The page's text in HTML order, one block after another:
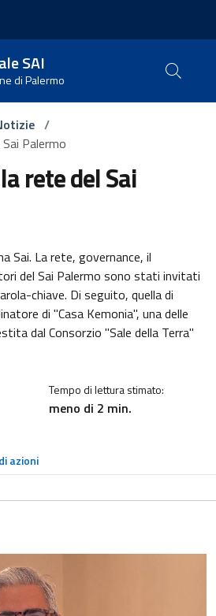
SAI
di Palermo
/
Palermo
rete del Sai
Sai. La rete, governance, il
del Sai Palermo sono stati invitati
chiave. Di seguito, quella di
di "Casa Kemonia", una delle
dal Consorzio "Sale della Terra"
Tempo di lettura stimato:
meno di 2 min.
azioni